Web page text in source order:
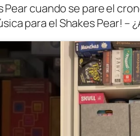
Pear cuando se pare el
para el Shakes Pear! –